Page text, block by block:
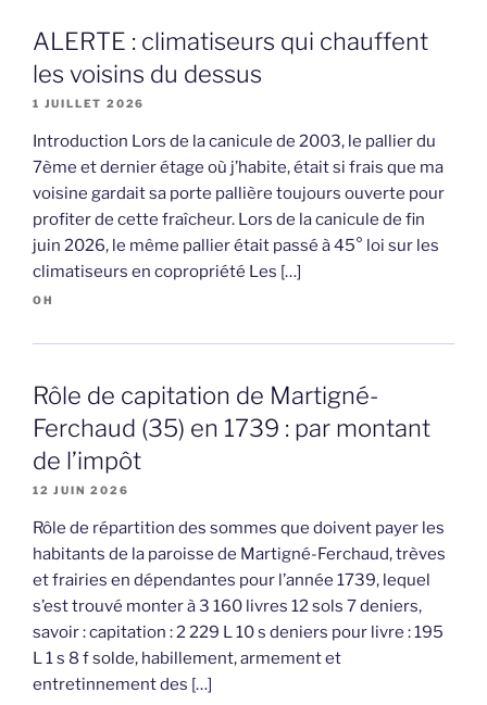
ALERTE : climatiseurs qui chauffent
les voisins du dessus
1 JUILLET 2026
Introduction Lors de la canicule de 2003, le pallier du
7ème et dernier étage où j’habite, était si frais que ma
voisine gardait sa porte pallière toujours ouverte pour
profiter de cette fraîcheur. Lors de la canicule de fin
juin 2026, le même pallier était passé à 45° loi sur les
climatiseurs en copropriété Les […]
OH
Rôle de capitation de Martigné-
Ferchaud (35) en 1739 : par montant
de l’impôt
12 JUIN 2026
Rôle de répartition des sommes que doivent payer les
habitants de la paroisse de Martigné-Ferchaud, trèves
et frairies en dépendantes pour l’année 1739, lequel
s’est trouvé monter à 3 160 livres 12 sols 7 deniers,
savoir : capitation : 2 229 L 10 s deniers pour livre : 195
L 1 s 8 f solde, habillement, armement et
entretinnement des […]